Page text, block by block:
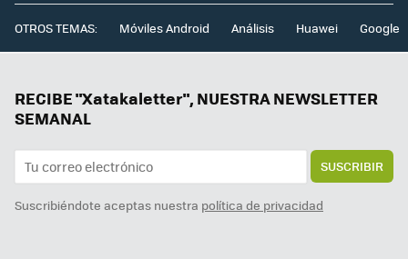
OTROS TEMAS: Móviles Android Análisis Huawei Google
RECIBE "Xatakaletter", NUESTRA NEWSLETTER
SEMANAL
SUSCRIBIR
Suscribiéndote aceptas nuestra política de privacidad